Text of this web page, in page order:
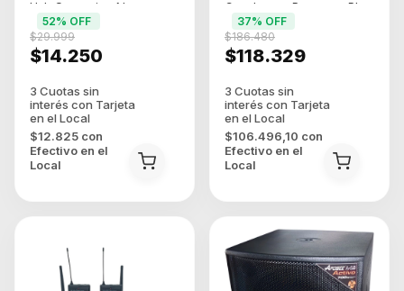
Usb Streaming Negro
$14.250
$29.999
52% OFF
$12.825 con
Efectivo en el
Local
Condenser Receptor Plug
And Play Salidas 6.35 Mm
3.5 Mm Conector Tipo C
Negro
$118.329
$186.480
37% OFF
$106.496,10 con
Efectivo en el
Local